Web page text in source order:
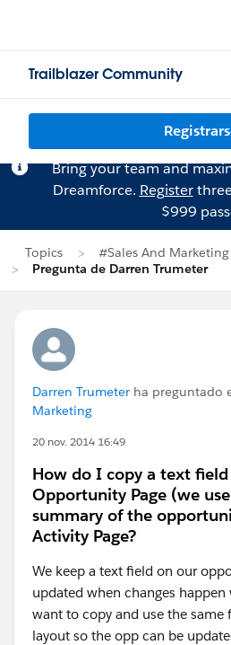
Trailblazer Community
Bring your team and
Dreamforce. Register
$999
Topics
#Sales And Marketing
Pregunta de Darren Trumeter
Darren Trumeter ha preguntado
Marketing
20 nov. 2014 16:49
How do I copy a text
Opportunity Page (we
summary of the
Activity Page?
We keep a text field on our
updated when changes
want to copy and use the same
layout so the opp can be